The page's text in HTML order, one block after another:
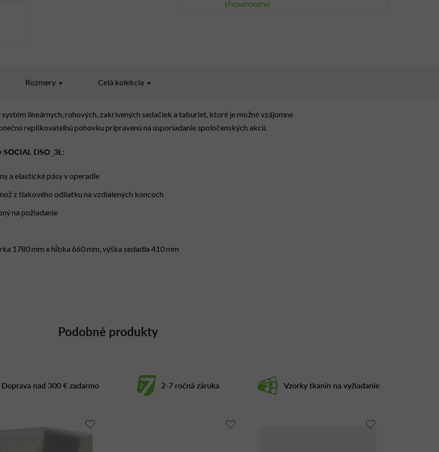
showroome
Doprava nad 300 € zadarmo 2-7 ročná záruka Vzorky tkanín na vyžiadanie
Rozmery Celá kolekcia
lineárnych, rohových, zakrivených sedačiek a taburiet, ktoré je možné vzájomne
replikovateľnú pohovku pripravenú na usporiadanie spoločenských akcií.
DSO_3L:
a elastické pásy v operadle
z tlakového odliatku na vzdialených koncoch
na požiadanie
1780 mm x hĺbka 660 mm, výška sedadla 410 mm
Podobné produkty